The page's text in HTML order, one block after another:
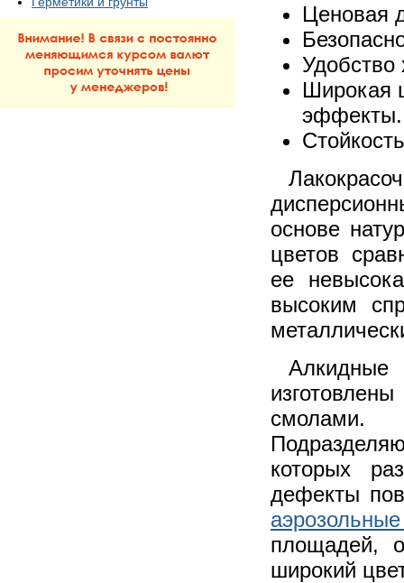
Ценовая
Удобство
Широкая
эффекты.
основе
цветов
ее
высоким
смолами.
которых
дефекты
площадей,
широкий